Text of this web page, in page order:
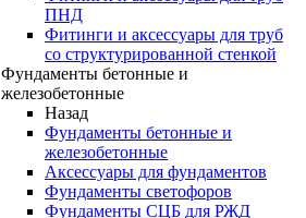
ПНД
Фитинги и аксессуары для труб
со структурированной стенкой
Фундаменты бетонные и
железобетонные
Назад
Фундаменты бетонные и
железобетонные
Аксессуары для фундаментов
Фундаменты светофоров
Фундаменты СЦБ для РЖД